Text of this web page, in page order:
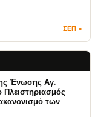
ΣΕΠ »
Ένωσης Αγ.
των